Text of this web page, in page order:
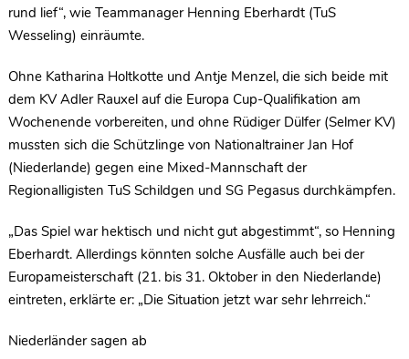
rund lief“, wie Teammanager Henning Eberhardt (TuS
Wesseling) einräumte.
Ohne Katharina Holtkotte und Antje Menzel, die sich beide mit
dem KV Adler Rauxel auf die Europa Cup-Qualifikation am
Wochenende vorbereiten, und ohne Rüdiger Dülfer (Selmer KV)
mussten sich die Schützlinge von Nationaltrainer Jan Hof
(Niederlande) gegen eine Mixed-Mannschaft der
Regionalligisten TuS Schildgen und SG Pegasus durchkämpfen.
„Das Spiel war hektisch und nicht gut abgestimmt“, so Henning
Eberhardt. Allerdings könnten solche Ausfälle auch bei der
Europameisterschaft (21. bis 31. Oktober in den Niederlande)
eintreten, erklärte er: „Die Situation jetzt war sehr lehrreich.“
Niederländer sagen ab